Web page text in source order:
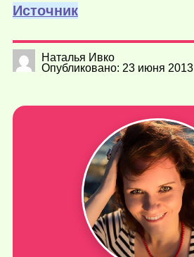
Источник
Наталья Ивко
Опубликовано: 23 июня 2013